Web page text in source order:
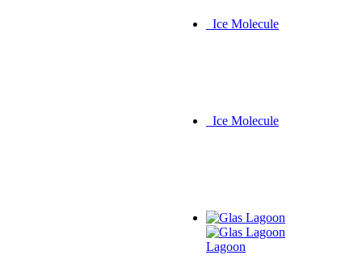
Ice Molecule
Ice Molecule
Lagoon